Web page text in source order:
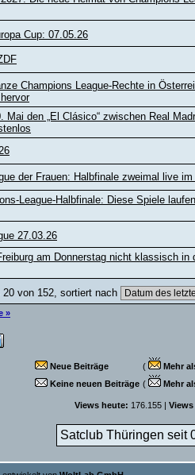
Cup: 07.05.26
Champions League-Rechte in
Mai den „El Clásico“ zwischen Real
der Frauen: Halbfinale zweimal live
League-Halbfinale: Diese Spiele
27.03.26
am Donnerstag nicht klassisch in
von 152, sortiert nach
»
Neue Beiträge (
Mehr
Keine neuen Beiträge ( Mehr
Views heute: 176.155 |
Satclub Thüringen seit